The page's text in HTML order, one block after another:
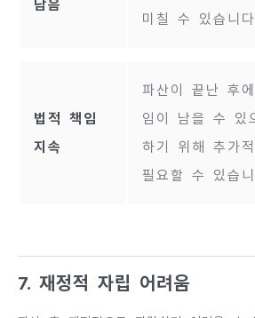
남음
미칠 수 있습니
법적 책임
지속
파산이 끝난 후
임이 남을 수 있
하기 위해 추가
필요할 수 있습
7. 재정적 자립 어려움